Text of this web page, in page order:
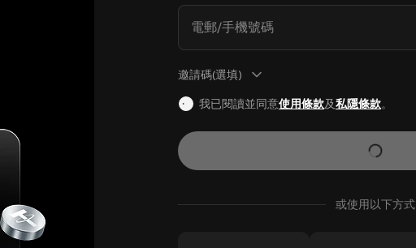
電郵/手機號碼
邀請碼(選填)
我已閱讀並同意使用條款及私隱條款。
或使用以下方式